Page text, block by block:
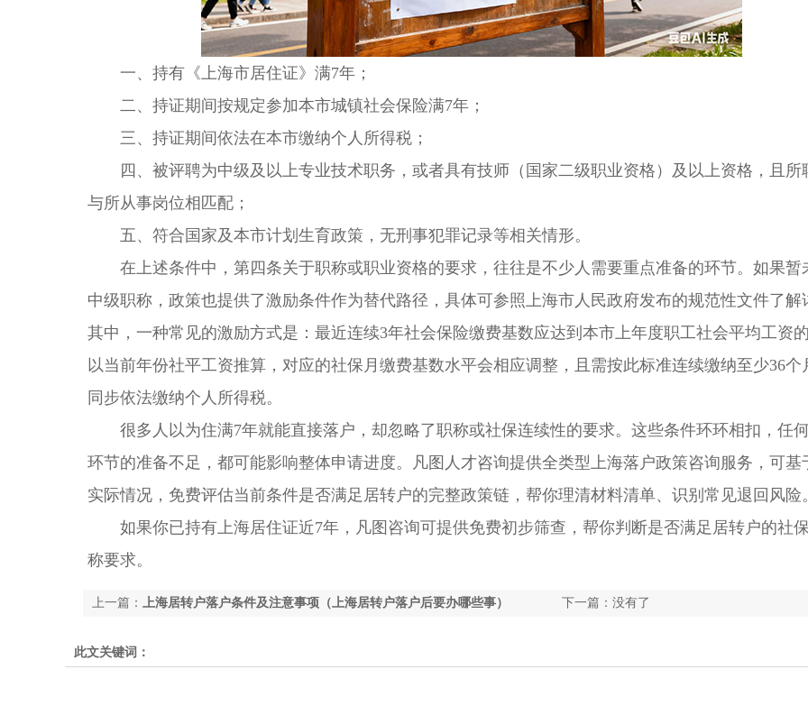
一、持有《上海市居住证》满7年；
二、持证期间按规定参加本市城镇社会保险满7年；
三、持证期间依法在本市缴纳个人所得税；
四、被评聘为中级及以上专业技术职务，或者具有技师（国家二级职业资格）及以上资格，且所
与所从事岗位相匹配；
五、符合国家及本市计划生育政策，无刑事犯罪记录等相关情形。
在上述条件中，第四条关于职称或职业资格的要求，往往是不少人需要重点准备的环节。如果暂
中级职称，政策也提供了激励条件作为替代路径，具体可参照上海市人民政府发布的规范性文件了解
其中，一种常见的激励方式是：最近连续3年社会保险缴费基数应达到本市上年度职工社会平均工资的
以当前年份社平工资推算，对应的社保月缴费基数水平会相应调整，且需按此标准连续缴纳至少36个
同步依法缴纳个人所得税。
很多人以为住满7年就能直接落户，却忽略了职称或社保连续性的要求。这些条件环环相扣，任
环节的准备不足，都可能影响整体申请进度。凡图人才咨询提供全类型上海落户政策咨询服务，可基
实际情况，免费评估当前条件是否满足居转户的完整政策链，帮你理清材料清单、识别常见退回风险。
如果你已持有上海居住证近7年，凡图咨询可提供免费初步筛查，帮你判断是否满足居转户的社
称要求。
下一篇：没有了
上一篇： 上海居转户落户条件及注意事项（上海居转户落户后要办哪些事）
此文关键词：